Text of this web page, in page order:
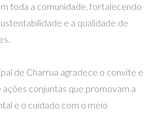
toda a comunidade, fortalecendo
e a qualidade de
de Charrua agradece o convite e
conjuntas que promovam a
e o cuidado com o meio